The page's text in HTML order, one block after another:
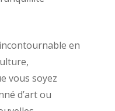
en
vous soyez
d’art ou